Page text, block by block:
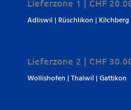
Lieferzone 1 | CHF
Adliswil | Rüschlikon |
Lieferzone 2 | CHF
Wollishofen | Thalwil | Gattikon